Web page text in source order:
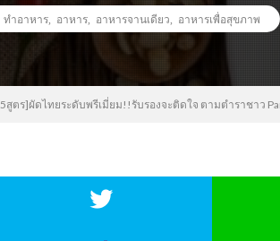
ทำอาหาร อาหาร อาหารจานเดียว อาหารเพื่อสุขภาพ
สูตร]ผัดไทยระดับพรีเมี่ยม!!รับรองจะติดใจ ตามตำราชาว